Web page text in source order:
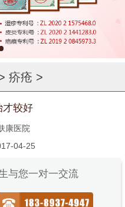
疥疮 >
才较好
康医院
04-25
与您一对一交流